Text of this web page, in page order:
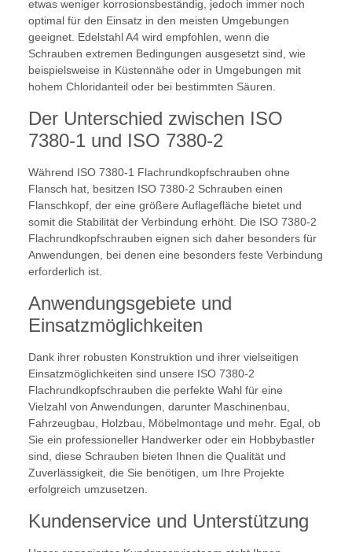
etwas weniger korrosionsbeständig, jedoch immer noch
optimal für den Einsatz in den meisten Umgebungen
geeignet. Edelstahl A4 wird empfohlen, wenn die
Schrauben extremen Bedingungen ausgesetzt sind, wie
beispielsweise in Küstennähe oder in Umgebungen mit
hohem Chloridanteil oder bei bestimmten Säuren.
Der Unterschied zwischen ISO
7380-1 und ISO 7380-2
Während ISO 7380-1 Flachrundkopfschrauben ohne
Flansch hat, besitzen ISO 7380-2 Schrauben einen
Flanschkopf, der eine größere Auflagefläche bietet und
somit die Stabilität der Verbindung erhöht. Die ISO 7380-2
Flachrundkopfschrauben eignen sich daher besonders für
Anwendungen, bei denen eine besonders feste Verbindung
erforderlich ist.
Anwendungsgebiete und
Einsatzmöglichkeiten
Dank ihrer robusten Konstruktion und ihrer vielseitigen
Einsatzmöglichkeiten sind unsere ISO 7380-2
Flachrundkopfschrauben die perfekte Wahl für eine
Vielzahl von Anwendungen, darunter Maschinenbau,
Fahrzeugbau, Holzbau, Möbelmontage und mehr. Egal, ob
Sie ein professioneller Handwerker oder ein Hobbybastler
sind, diese Schrauben bieten Ihnen die Qualität und
Zuverlässigkeit, die Sie benötigen, um Ihre Projekte
erfolgreich umzusetzen.
Kundenservice und Unterstützung